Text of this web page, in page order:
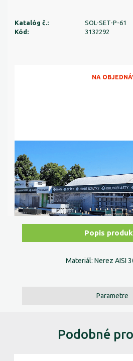
Katalóg č.:
SOL-SET-P-61
Kód:
3132292
NA
Popis
Materiál: Nerez AISI
Parametre
Podobné